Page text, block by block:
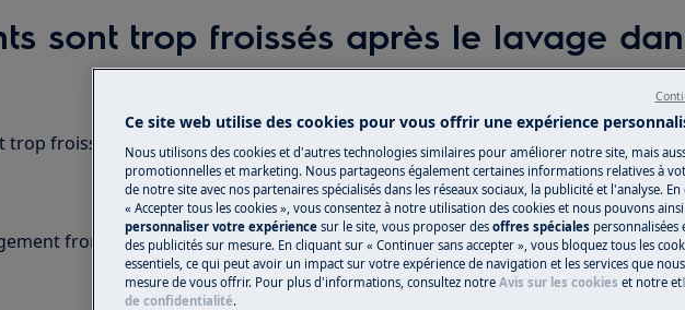
sont trop froissés après le lavage
trop froissés après le lavage dans le lave-linge séchant
frontal (intégré et autoportant)
Réparation par
Fixez un rendez-
qualifiés
qualités
Ce site web utilise des cookies pour vous offrir une expérience
Nous utilisons des cookies et d'autres technologies similaires pour améliorer notre site, mais
promotionnelles et marketing. Nous partageons également certaines informations relatives à
de notre site avec nos partenaires spécialisés dans les réseaux sociaux, la publicité et l'analyse.
« Accepter tous les cookies », vous consentez à notre utilisation des cookies et nous pouvons ainsi
personnaliser votre expérience sur le site, vous proposer des offres spéciales
des publicités sur mesure. En cliquant sur « Continuer sans accepter », vous bloquez tous les
essentiels, ce qui peut avoir un impact sur votre expérience de navigation et les services que
mesure de vous offrir. Pour plus d'informations, consultez notre Avis sur les cookies et notre et
de confidentialité.